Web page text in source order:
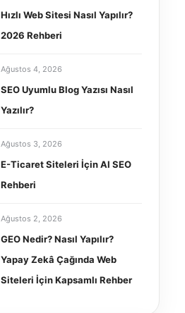
Hızlı Web Sitesi Nasıl Yapılır?
2026 Rehberi
Ağustos 4, 2026
SEO Uyumlu Blog Yazısı Nasıl
Yazılır?
Ağustos 3, 2026
E-Ticaret Siteleri İçin AI SEO
Rehberi
Ağustos 2, 2026
GEO Nedir? Nasıl Yapılır?
Yapay Zekâ Çağında Web
Siteleri İçin Kapsamlı Rehber